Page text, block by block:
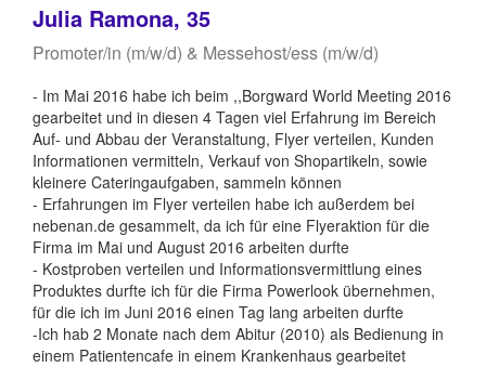
Julia Ramona, 35
Promoter/in (m/w/d) & Messehost/ess (m/w/d)
- Im Mai 2016 habe ich beim ,,Borgward World Meeting 2016
gearbeitet und in diesen 4 Tagen viel Erfahrung im Bereich
Auf- und Abbau der Veranstaltung, Flyer verteilen, Kunden
Informationen vermitteln, Verkauf von Shopartikeln, sowie
kleinere Cateringaufgaben, sammeln können
- Erfahrungen im Flyer verteilen habe ich außerdem bei
nebenan.de gesammelt, da ich für eine Flyeraktion für die
Firma im Mai und August 2016 arbeiten durfte
- Kostproben verteilen und Informationsvermittlung eines
Produktes durfte ich für die Firma Powerlook übernehmen,
für die ich im Juni 2016 einen Tag lang arbeiten durfte
-Ich hab 2 Monate nach dem Abitur (2010) als Bedienung in
einem Patientencafe in einem Krankenhaus gearbeitet